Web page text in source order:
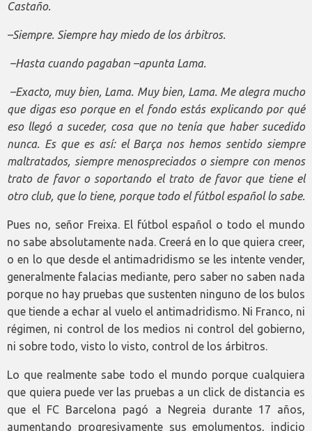
Castaño.
–Siempre. Siempre hay miedo de los árbitros.
–Hasta cuando pagaban –apunta Lama.
–Exacto, muy bien, Lama. Muy bien, Lama. Me alegra mucho
que digas eso porque en el fondo estás explicando por qué
eso llegó a suceder, cosa que no tenía que haber sucedido
nunca. Es que es así: el Barça nos hemos sentido siempre
maltratados, siempre menospreciados o siempre con menos
trato de favor o soportando el trato de favor que tiene el
otro club, que lo tiene, porque todo el fútbol español lo sabe.
Pues no, señor Freixa. El fútbol español o todo el mundo
no sabe absolutamente nada. Creerá en lo que quiera creer,
o en lo que desde el antimadridismo se les intente vender,
generalmente falacias mediante, pero saber no saben nada
porque no hay pruebas que sustenten ninguno de los bulos
que tiende a echar al vuelo el antimadridismo. Ni Franco, ni
régimen, ni control de los medios ni control del gobierno,
ni sobre todo, visto lo visto, control de los árbitros.
Lo que realmente sabe todo el mundo porque cualquiera
que quiera puede ver las pruebas a un click de distancia es
que el FC Barcelona pagó a Negreia durante 17 años,
aumentando progresivamente sus emolumentos, indicio